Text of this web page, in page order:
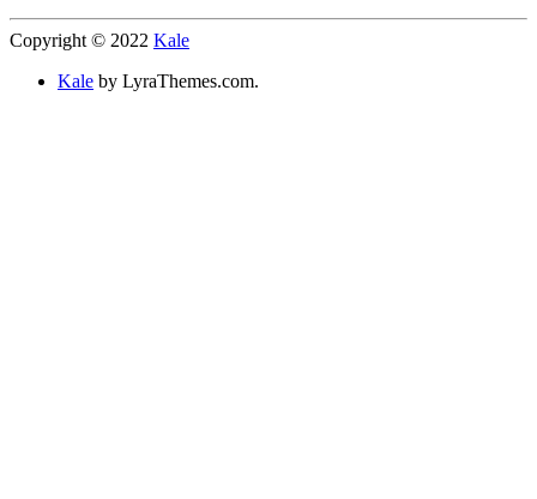
Copyright © 2022 Kale
Kale by LyraThemes.com.